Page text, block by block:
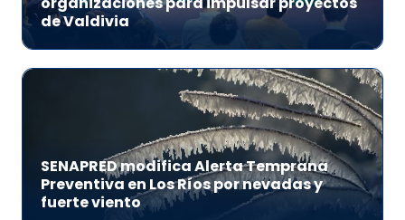
de Valdivia
SENAPRED modifica Alerta Temprana
Preventiva en Los Ríos por nevadas y
fuerte viento